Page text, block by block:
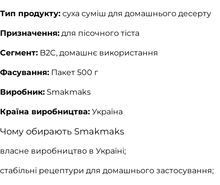
Тип продукту: суха суміш для домашнього десерту
Призначення: для пісочного тіста
Сегмент: B2C, домашнє використання
Фасування: Пакет 500 г
Виробник: Smakmaks
Країна виробництва: Україна
Чому обирають Smakmaks
власне виробництво в Україні;
стабільні рецептури для домашнього застосування;